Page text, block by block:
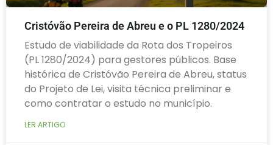
Cristóvão Pereira de Abreu e o PL 1280/2024
Estudo de viabilidade da Rota dos Tropeiros
(PL 1280/2024) para gestores públicos. Base
histórica de Cristóvão Pereira de Abreu, status
do Projeto de Lei, visita técnica preliminar e
como contratar o estudo no município.
LER ARTIGO